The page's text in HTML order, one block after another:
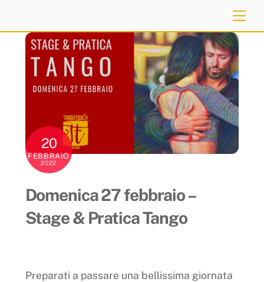
content
20
FEBBRAIO
2022
Domenica 27 febbraio –
Stage & Pratica Tango
Preparati a passare una bellissima giornata